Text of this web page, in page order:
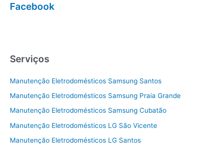
Facebook
Serviços
Manutenção Eletrodomésticos Samsung Santos
Manutenção Eletrodomésticos Samsung Praia Grande
Manutenção Eletrodomésticos Samsung Cubatão
Manutenção Eletrodomésticos LG São Vicente
Manutenção Eletrodomésticos LG Santos